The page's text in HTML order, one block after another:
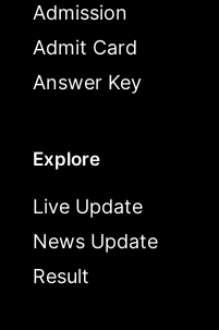
Admission
Admit Card
Answer Key
Explore
Live Update
News Update
Result